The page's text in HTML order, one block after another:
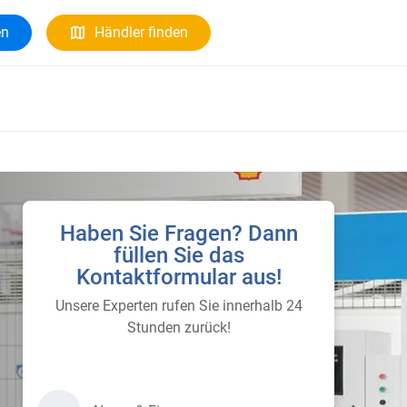
Händler finden
Haben Sie Fragen? Dann
füllen Sie das
Kontaktformular aus!
Unsere Experten rufen Sie innerhalb 24
Stunden zurück!